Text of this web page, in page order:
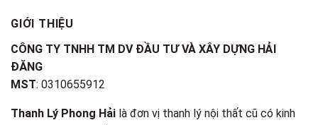
GIỚI THIỆU
CÔNG TY TNHH TM DV ĐẦU TƯ VÀ XÂY DỰNG HẢI
ĐĂNG
MST: 0310655912
Thanh Lý Phong Hải là đơn vị thanh lý nội thất cũ có kinh